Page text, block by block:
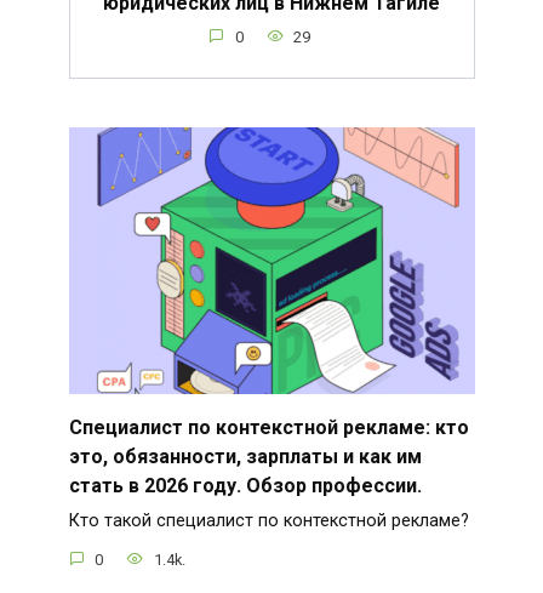
0 29
Специалист по контекстной рекламе: кто
это, обязанности, зарплаты и как им
стать в 2026 году. Обзор профессии.
Кто такой специалист по контекстной рекламе?
0 1.4k.